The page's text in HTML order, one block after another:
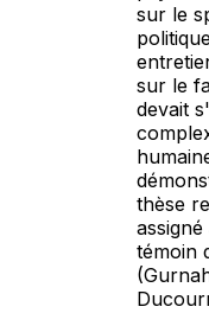
sur le
sur le
devait
thèse
témoin